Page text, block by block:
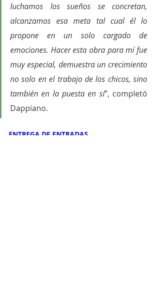
luchamos los sueños se concretan,
alcanzamos esa meta tal cual él lo
propone en un solo cargado de
emociones. Hacer esta obra para mí fue
muy especial, demuestra un crecimiento
no solo en el trabajo de los chicos, sino
también en la puesta en sí”, completó
Dappiano.
ENTREGA DE ENTRADAS